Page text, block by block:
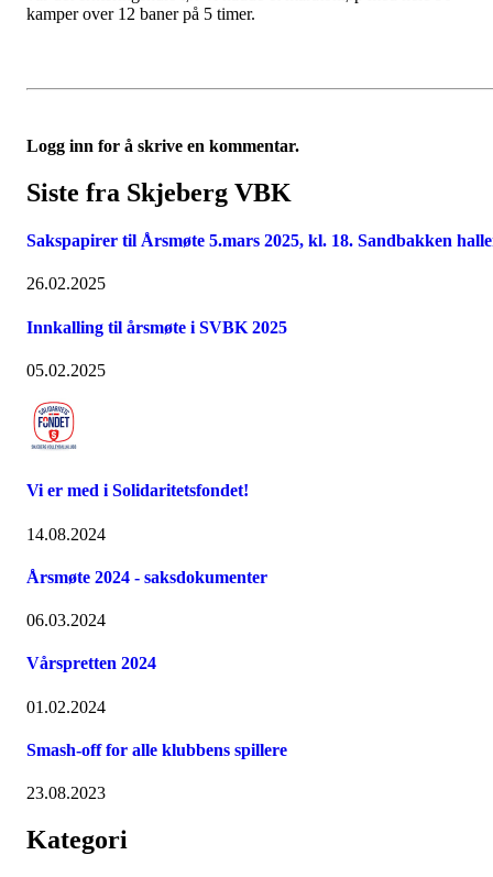
kamper over 12 baner på 5 timer.
Logg inn for å skrive en kommentar.
Siste fra Skjeberg VBK
Sakspapirer til Årsmøte 5.mars 2025, kl. 18. Sandbakken
26.02.2025
Innkalling til årsmøte i SVBK 2025
05.02.2025
Vi er med i Solidaritetsfondet!
14.08.2024
Årsmøte 2024 - saksdokumenter
06.03.2024
Vårspretten 2024
01.02.2024
Smash-off for alle klubbens spillere
23.08.2023
Kategori